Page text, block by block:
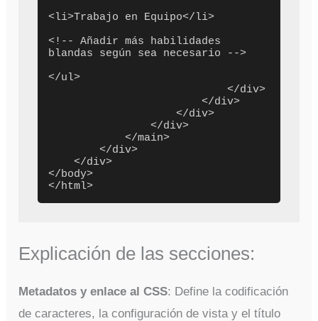
<li>Trabajo en Equipo</li>
<!-- Añadir más habilidades
blandas según sea necesario -->
</ul>
                            </div>
                        </div>
                    </div>
                </div>
            </main>
        </div>
    </div>
</body>
Explicación de las secciones:
Metadatos y enlace al CSS: Define la codificación
de caracteres, la configuración de vista y el título